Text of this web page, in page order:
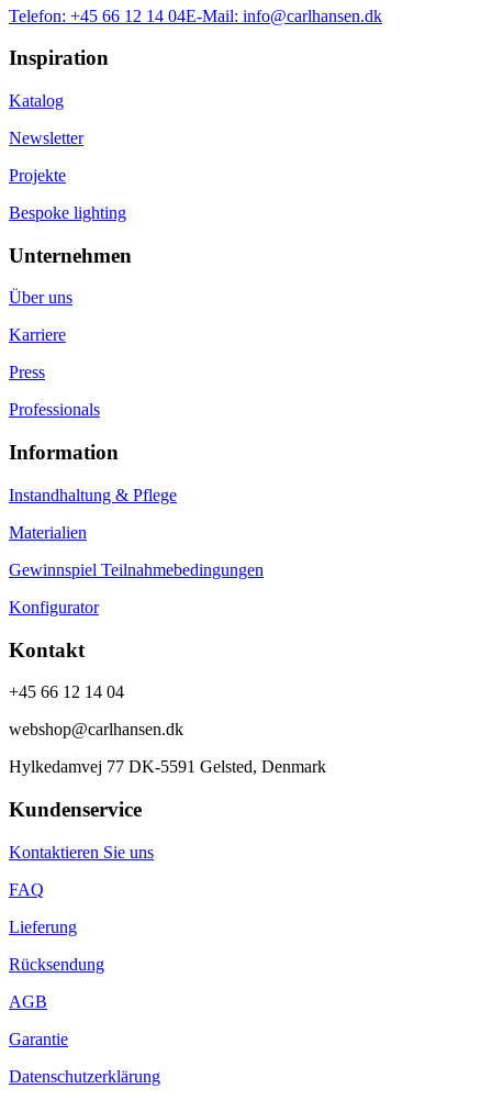
Telefon: +45 66 12 14 04E-Mail: info@carlhansen.dk
Inspiration
Katalog
Newsletter
Projekte
Bespoke lighting
Unternehmen
Über uns
Karriere
Press
Professionals
Information
Instandhaltung & Pflege
Materialien
Gewinnspiel Teilnahmebedingungen
Konfigurator
Kontakt
+45 66 12 14 04
webshop@carlhansen.dk
Hylkedamvej 77 DK-5591 Gelsted, Denmark
Kundenservice
Kontaktieren Sie uns
FAQ
Lieferung
Rücksendung
AGB
Garantie
Datenschutzerklärung